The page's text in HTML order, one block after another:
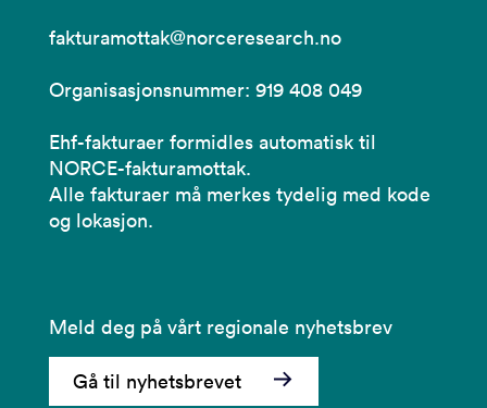
fakturamottak@norceresearch.no
Organisasjonsnummer: 919 408 049
Ehf-fakturaer formidles automatisk til
NORCE-fakturamottak.
Alle fakturaer må merkes tydelig med kode
og lokasjon.
Meld deg på vårt regionale nyhetsbrev
Gå til nyhetsbrevet